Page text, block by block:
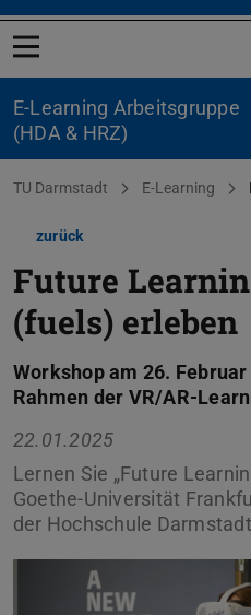
Menü öffnen
E-Learning Arbeitsgruppe
(HDA & HRZ)
Sie befinden sich hier:
TU Darmstadt E-Learning
zurück
Future
(fuels) erleben
Workshop am 26.
Rahmen der VR/AR-
22.01.2025
Lernen Sie „Future
Goethe-Universität
der Hochschule